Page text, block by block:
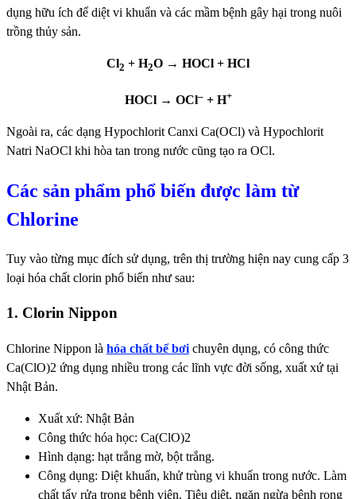
dụng hữu ích để diệt vi khuẩn và các mầm bệnh gây hại trong nuôi
trồng thủy sản.
Cl2 + H2O → HOCl + HCl
HOCl → OCl–+ H+
Ngoài ra, các dạng Hypochlorit Canxi Ca(OCl) và Hypochlorit
Natri NaOCl khi hòa tan trong nước cũng tạo ra OCl.
Các sản phẩm phổ biến được làm từ
Chlorine
Tuy vào từng mục đích sử dụng, trên thị trường hiện nay cung cấp 3
loại hóa chất clorin phổ biến như sau:
1. Clorin Nippon
Chlorine Nippon là hóa chất bể bơi chuyên dụng, có công thức
Ca(ClO)2 ứng dụng nhiều trong các lĩnh vực đời sống, xuất xứ tại
Nhật Bản.
Xuất xứ: Nhật Bản
Công thức hóa học: Ca(ClO)2
Hình dạng: hạt trắng mờ, bột trắng.
Công dụng: Diệt khuẩn, khử trùng vi khuẩn trong nước. Làm
chất tẩy rửa trong bệnh viện. Tiêu diệt, ngăn ngừa bệnh rong